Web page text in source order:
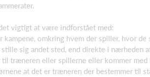
vigtigt at være indforstået med:
omkring hvem der spiller, hvor de
sig andet sted, end direkte i nærheden
træneren eller spillerne eller kommer med
at det er træneren der bestemmer til